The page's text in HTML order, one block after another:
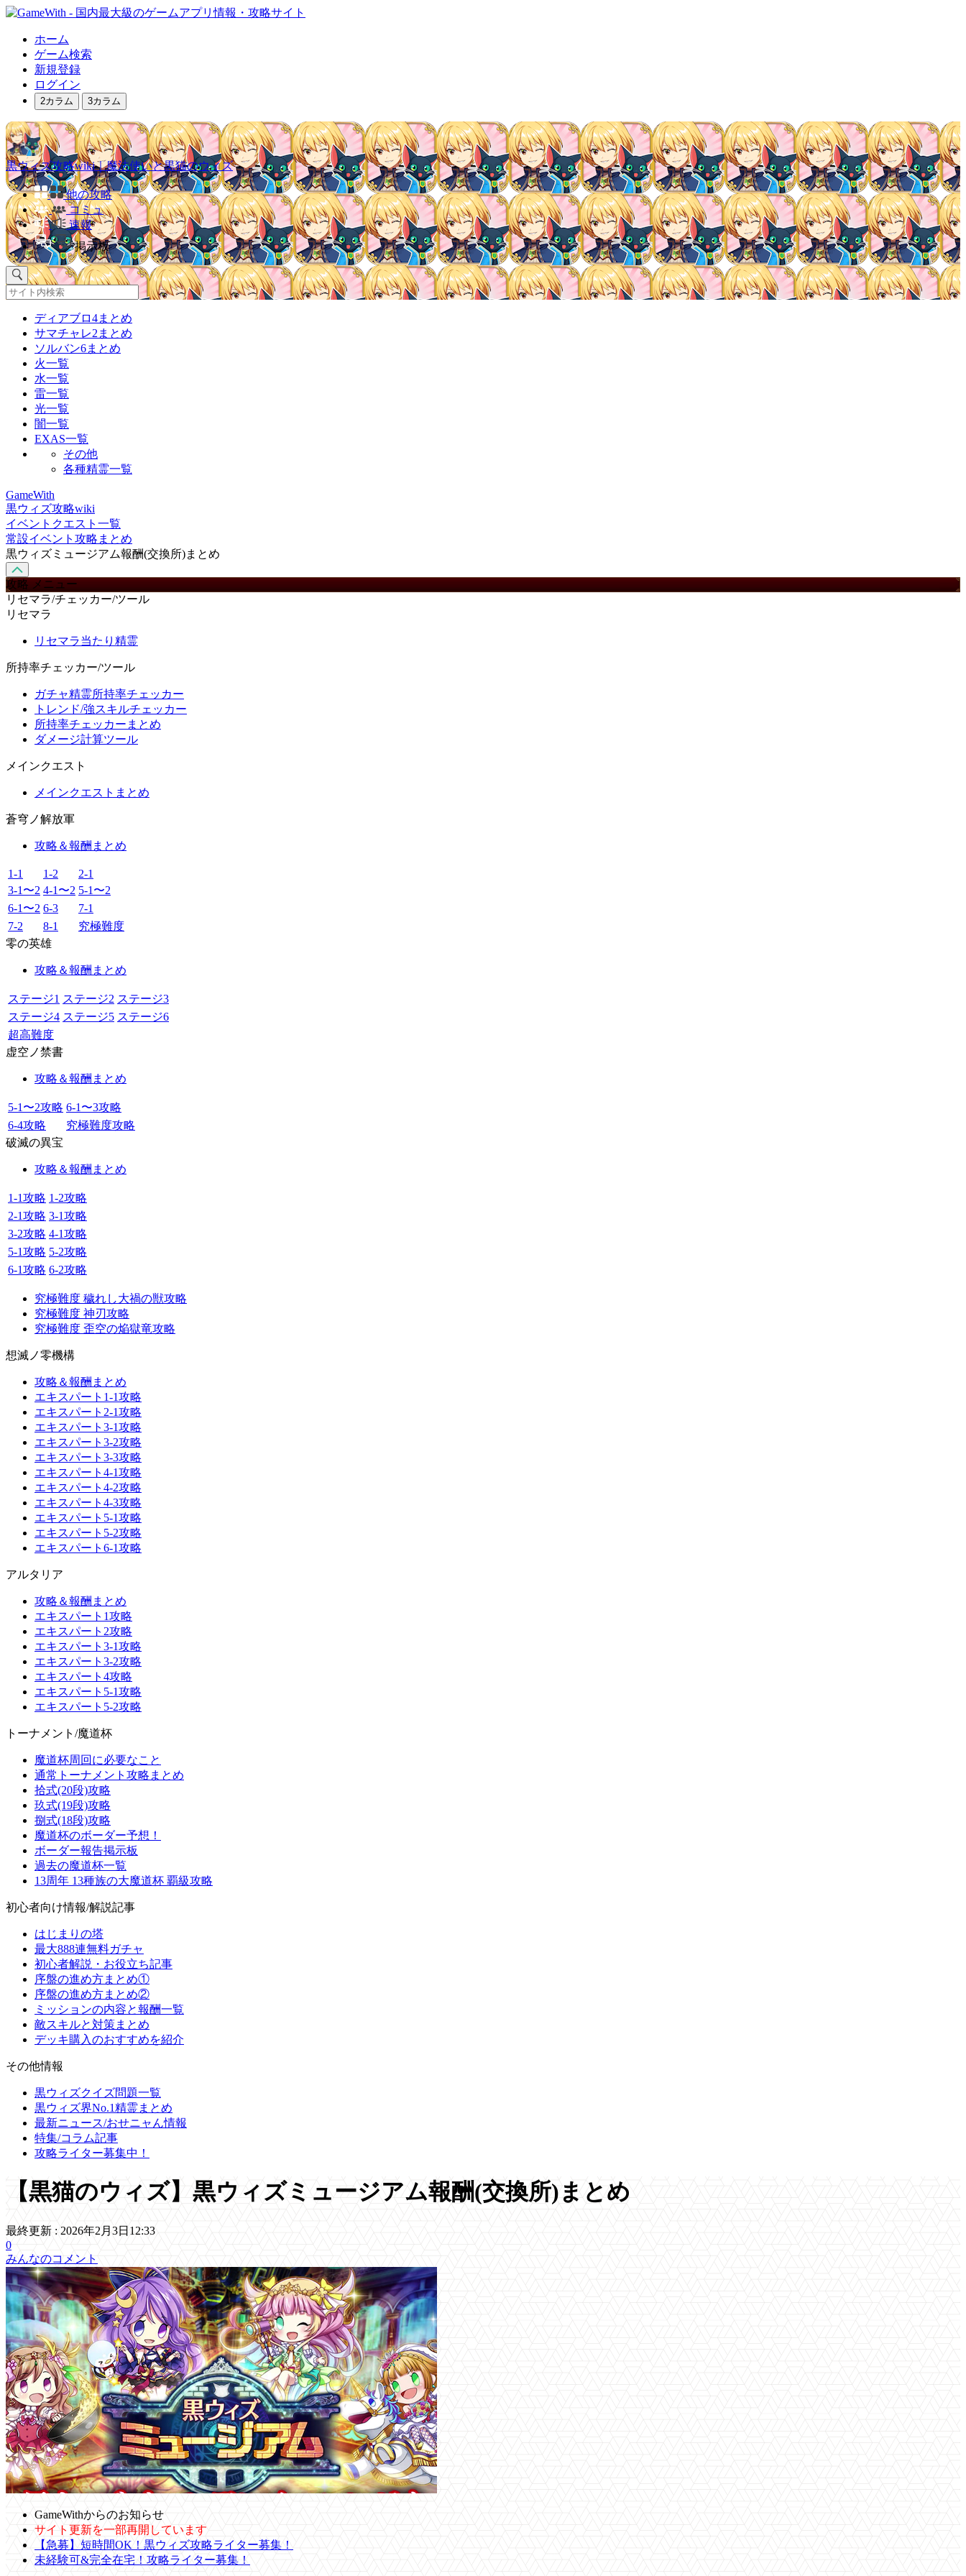
ホーム
ゲーム検索
新規登録
ログイン
2カラム 3カラム
黒ウィズ攻略wiki｜魔法使いと黒猫のウィズ
他の攻略
コミュ
速報
掲示板
ディアブロ4まとめ
サマチャレ2まとめ
ソルバン6まとめ
火一覧
水一覧
雷一覧
光一覧
闇一覧
EXAS一覧
その他
各種精霊一覧
GameWith
黒ウィズ攻略wiki
イベントクエスト一覧
常設イベント攻略まとめ
黒ウィズミュージアム報酬(交換所)まとめ
攻略 メニュー
リセマラ/チェッカー/ツール
リセマラ
リセマラ当たり精霊
所持率チェッカー/ツール
ガチャ精霊所持率チェッカー
トレンド/強スキルチェッカー
所持率チェッカーまとめ
ダメージ計算ツール
メインクエスト
メインクエストまとめ
蒼穹ノ解放軍
攻略＆報酬まとめ
1-1 1-2
2-1
3-1〜2 4-1〜2 5-1〜2
6-1〜2 6-3
7-1
7-2
8-1
究極難度
零の英雄
攻略＆報酬まとめ
ステージ1 ステージ2 ステージ3
ステージ4 ステージ5 ステージ6
超高難度
虚空ノ禁書
攻略＆報酬まとめ
5-1〜2攻略 6-1〜3攻略
6-4攻略
究極難度攻略
破滅の異宝
攻略＆報酬まとめ
1-1攻略 1-2攻略
2-1攻略 3-1攻略
3-2攻略 4-1攻略
5-1攻略 5-2攻略
6-1攻略 6-2攻略
究極難度 穢れし大禍の獣攻略
究極難度 神刃攻略
究極難度 歪空の焔獄竜攻略
想滅ノ零機構
攻略＆報酬まとめ
エキスパート1-1攻略
エキスパート2-1攻略
エキスパート3-1攻略
エキスパート3-2攻略
エキスパート3-3攻略
エキスパート4-1攻略
エキスパート4-2攻略
エキスパート4-3攻略
エキスパート5-1攻略
エキスパート5-2攻略
エキスパート6-1攻略
アルタリア
攻略＆報酬まとめ
エキスパート1攻略
エキスパート2攻略
エキスパート3-1攻略
エキスパート3-2攻略
エキスパート4攻略
エキスパート5-1攻略
エキスパート5-2攻略
トーナメント/魔道杯
魔道杯周回に必要なこと
通常トーナメント攻略まとめ
拾式(20段)攻略
玖式(19段)攻略
捌式(18段)攻略
魔道杯のボーダー予想！
ボーダー報告掲示板
過去の魔道杯一覧
13周年 13種族の大魔道杯 覇級攻略
初心者向け情報/解説記事
はじまりの塔
最大888連無料ガチャ
初心者解説・お役立ち記事
序盤の進め方まとめ①
序盤の進め方まとめ②
ミッションの内容と報酬一覧
敵スキルと対策まとめ
デッキ購入のおすすめを紹介
その他情報
黒ウィズクイズ問題一覧
黒ウィズ界No.1精霊まとめ
最新ニュース/おせニャん情報
特集/コラム記事
攻略ライター募集中！
【黒猫のウィズ】黒ウィズミュージアム報酬(交換所)まとめ
最終更新 : 2026年2月3日12:33
0
みんなのコメント
GameWithからのお知らせ
サイト更新を一部再開しています
【急募】短時間OK！黒ウィズ攻略ライター募集！
未経験可&完全在宅！攻略ライター募集！